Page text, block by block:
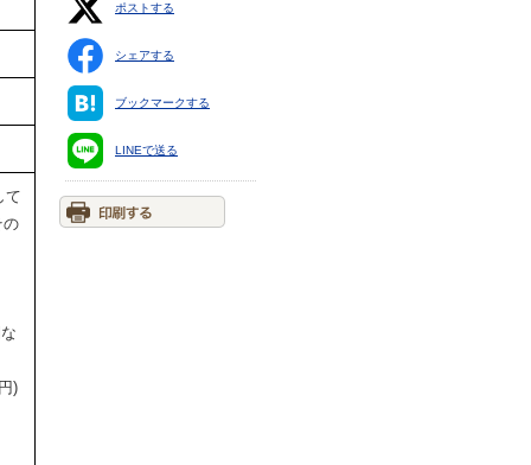
て
の
)
ポストする
シェアする
ブックマークする
LINEで送る